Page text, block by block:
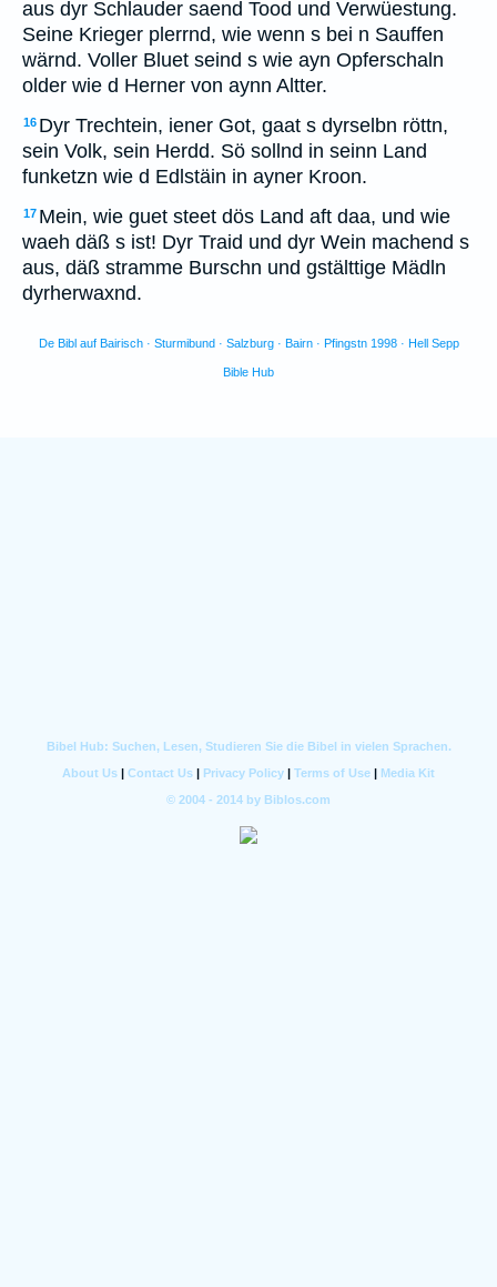
aus dyr Schlauder saend Tood und Verwüestung.
Seine Krieger plerrnd, wie wenn s bei n Sauffen
wärnd. Voller Bluet seind s wie ayn Opferschaln
older wie d Herner von aynn Altter.
16 Dyr Trechtein, iener Got, gaat s dyrselbn röttn,
sein Volk, sein Herdd. Sö sollnd in seinn Land
funketzn wie d Edlstäin in ayner Kroon.
17 Mein, wie guet steet dös Land aft daa, und wie
waeh däß s ist! Dyr Traid und dyr Wein machend s
aus, däß stramme Burschn und gstälttige Mädln
dyrherwaxnd.
De Bibl auf Bairisch · Sturmibund · Salzburg · Bairn · Pfingstn 1998 · Hell Sepp
Bible Hub